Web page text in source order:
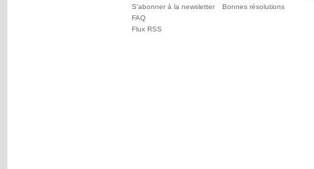
S'abonner à la newsletter
FAQ
Flux RSS
Bonnes résolutions